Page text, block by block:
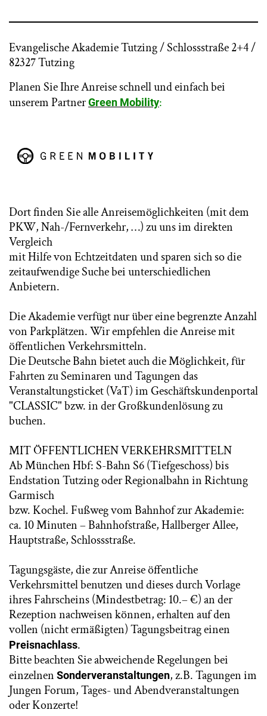
Evangelische Akademie Tutzing / Schlossstraße 2+4 /
82327 Tutzing
Planen Sie Ihre Anreise schnell und einfach bei
unserem PartnerGreen Mobility:
Dort finden Sie alle Anreisemöglichkeiten (mit dem
PKW, Nah-/Fernverkehr, …) zu uns im direkten
Vergleich
mit Hilfe von Echtzeitdaten und sparen sich so die
zeitaufwendige Suche bei unterschiedlichen
Anbietern.
Die Akademie verfügt nur über eine begrenzte Anzahl
von Parkplätzen. Wir empfehlen die Anreise mit
öffentlichen Verkehrsmitteln.
Die Deutsche Bahn bietet auch die Möglichkeit, für
Fahrten zu Seminaren und Tagungen das
Veranstaltungsticket (VaT) im Geschäftskundenportal
"CLASSIC" bzw. in der Großkundenlösung zu
buchen.
MIT ÖFFENTLICHEN VERKEHRSMITTELN
Ab München Hbf: S-Bahn S6 (Tiefgeschoss) bis
Endstation Tutzing oder Regionalbahn in Richtung
Garmisch
bzw. Kochel. Fußweg vom Bahnhof zur Akademie:
ca. 10 Minuten – Bahnhofstraße, Hallberger Allee,
Hauptstraße, Schlossstraße.
Tagungsgäste, die zur Anreise öffentliche
Verkehrsmittel benutzen und dieses durch Vorlage
ihres Fahrscheins (Mindestbetrag: 10.– €) an der
Rezeption nachweisen können, erhalten auf den
vollen (nicht ermäßigten) Tagungsbeitrag einen
Preisnachlass.
Bitte beachten Sie abweichende Regelungen bei
einzelnen Sonderveranstaltungen, z.B. Tagungen im
Jungen Forum, Tages- und Abendveranstaltungen
oder Konzerte!